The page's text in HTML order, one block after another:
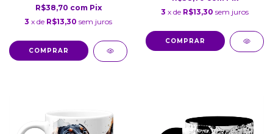
R$38,70 com Pix
3 x de R$13,30 sem juros
COMPRAR
3 x de R$13,30 sem juros
COMPRAR